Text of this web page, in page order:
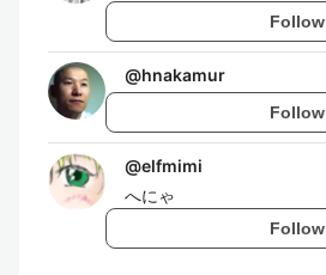
Follow
@hnakamur
Follow
@elfmimi
へにゃ
Follow